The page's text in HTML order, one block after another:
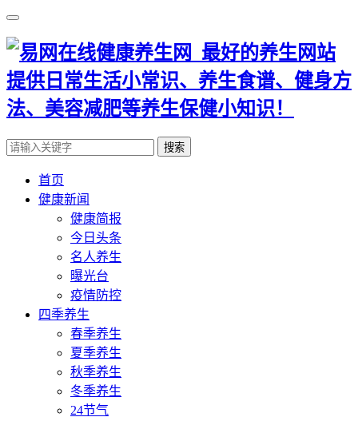
搜索
首页
健康新闻
健康简报
今日头条
名人养生
曝光台
疫情防控
四季养生
春季养生
夏季养生
秋季养生
冬季养生
24节气